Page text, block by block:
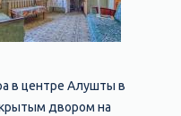
в центре Алушты в
двором на